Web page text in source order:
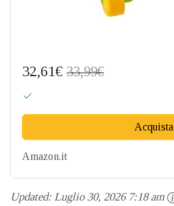
32,61€ 33,99€
Acquista
Amazon.it
Updated: Luglio 30, 2026 7:18 am